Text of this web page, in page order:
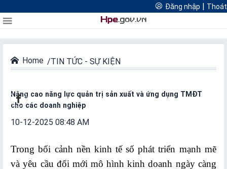
Cổng thông tin quản lý hoạt động thương mại điện tử thành
phố Hải Phòng
Thương mại điện tử Hải Phòng
Logistics Hải Phòng
Đăng nhập | Thoát
Đăng
Thoát
DIỄN
đàn
bật
Home TIN TỨC - SỰ KIỆN
Nâng cao năng lực quản trị sản xuất và ứng dụng TMĐT
cho các doanh nghiệp
10-12-2025 08:48 AM
Trong bối cảnh nền kinh tế số phát triển mạnh mẽ
và yêu cầu đổi mới mô hình kinh doanh ngày càng